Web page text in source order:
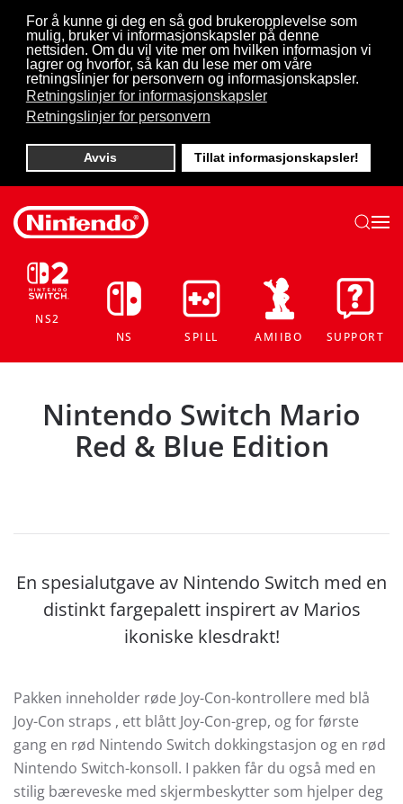
For å kunne gi deg en så god brukeropplevelse som
mulig, bruker vi informasjonskapsler på denne
nettsiden. Om du vil vite mer om hvilken informasjon vi
lagrer og hvorfor, så kan du lese mer om våre
retningslinjer for personvern og informasjonskapsler.
Retningslinjer for informasjonskapsler
Retningslinjer for personvern
Avvis Tillat informasjonskapsler!
Skip to main content
NS2
NS
SPILL AMIIBO SUPPORT
Nintendo Switch Mario
Red & Blue Edition
En spesialutgave av Nintendo Switch med en
distinkt fargepalett inspirert av Marios
ikoniske klesdrakt!
Pakken inneholder røde Joy-Con-kontrollere med blå
Joy-Con straps , ett blått Joy-Con-grep, og for første
gang en rød Nintendo Switch dokkingstasjon og en rød
Nintendo Switch-konsoll. I pakken får du også med en
stilig bæreveske med skjermbeskytter som hjelper deg